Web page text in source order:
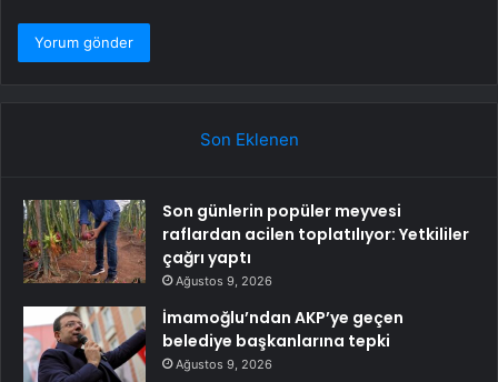
Son Eklenen
Son günlerin popüler meyvesi
raflardan acilen toplatılıyor: Yetkililer
çağrı yaptı
Ağustos 9, 2026
İmamoğlu’ndan AKP’ye geçen
belediye başkanlarına tepki
Ağustos 9, 2026